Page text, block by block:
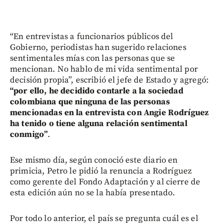
“En entrevistas a funcionarios públicos del
Gobierno, periodistas han sugerido relaciones
sentimentales mías con las personas que se
mencionan. No hablo de mi vida sentimental por
decisión propia”, escribió el jefe de Estado y agregó:
“por ello, he decidido contarle a la sociedad
colombiana que ninguna de las personas
mencionadas en la entrevista con Angie Rodríguez
ha tenido o tiene alguna relación sentimental
conmigo”.
Ese mismo día, según conoció este diario en
primicia, Petro le pidió la renuncia a Rodríguez
como gerente del Fondo Adaptación y al cierre de
esta edición aún no se la había presentado.
Por todo lo anterior, el país se pregunta cuál es el